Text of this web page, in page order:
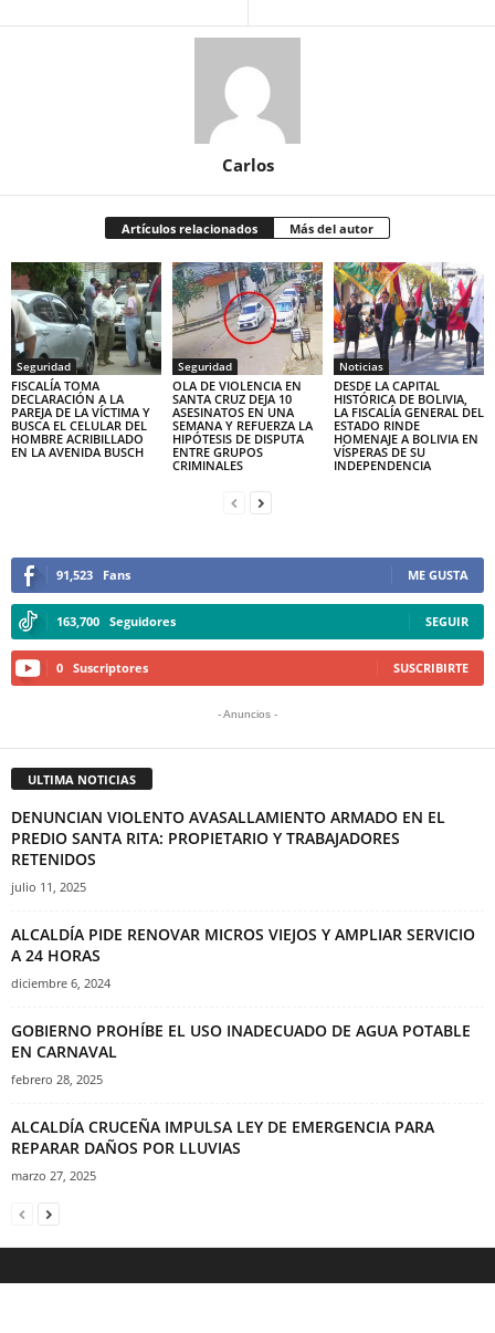
Carlos
Artículos relacionados Más del autor
Seguridad
FISCALÍA TOMA
DECLARACIÓN A LA
PAREJA DE LA VÍCTIMA Y
BUSCA EL CELULAR DEL
HOMBRE ACRIBILLADO
EN LA AVENIDA BUSCH
Seguridad
OLA DE VIOLENCIA EN
SANTA CRUZ DEJA 10
ASESINATOS EN UNA
SEMANA Y REFUERZA LA
HIPÓTESIS DE DISPUTA
ENTRE GRUPOS
CRIMINALES
Noticias
DESDE LA CAPITAL
HISTÓRICA DE BOLIVIA,
LA FISCALÍA GENERAL DEL
ESTADO RINDE
HOMENAJE A BOLIVIA EN
VÍSPERAS DE SU
INDEPENDENCIA
91,523 Fans ME GUSTA
163,700 Seguidores SEGUIR
0 Suscriptores SUSCRIBIRTE
- Anuncios -
ULTIMA NOTICIAS
DENUNCIAN VIOLENTO AVASALLAMIENTO ARMADO EN EL
PREDIO SANTA RITA: PROPIETARIO Y TRABAJADORES
RETENIDOS
julio 11, 2025
ALCALDÍA PIDE RENOVAR MICROS VIEJOS Y AMPLIAR SERVICIO
A 24 HORAS
diciembre 6, 2024
GOBIERNO PROHÍBE EL USO INADECUADO DE AGUA POTABLE
EN CARNAVAL
febrero 28, 2025
ALCALDÍA CRUCEÑA IMPULSA LEY DE EMERGENCIA PARA
REPARAR DAÑOS POR LLUVIAS
marzo 27, 2025